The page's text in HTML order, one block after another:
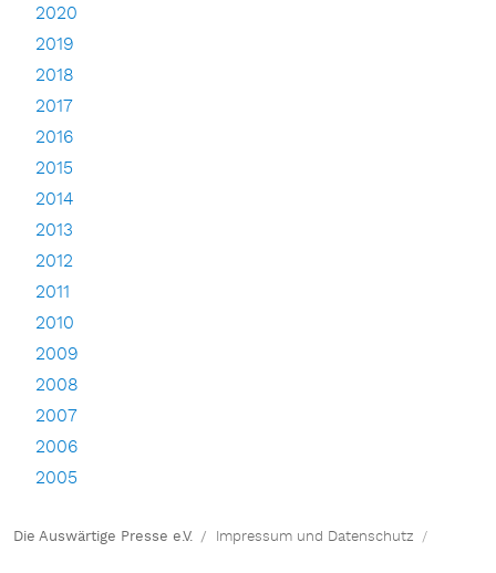
2020
2019
2018
2017
2016
2015
2014
2013
2012
2011
2010
2009
2008
2007
2006
2005
Die Auswärtige Presse e.V. Impressum und Datenschutz